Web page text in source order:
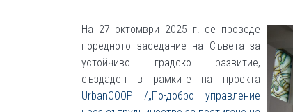
На 27 октомври 2025 г. се проведе
поредното заседание на Съвета за
устойчиво градско развитие,
създаден в рамките на проекта
UrbanCOOP /„По-добро управление